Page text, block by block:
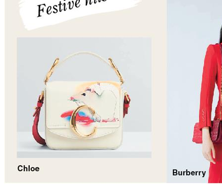
Cependant, certaines marques de luxe ont obtenu un score élevé au
test du rat.
Chopard a sorti une montre avec une image plutôt adorable d’une
La collection du Nouvel An chinois de Chloé présente un rat
mignon et artistique dans une illustration aquarelle légère et des
accessoires en forme de souris dorés. Cela va bien avec le thème
doux et doux de la rêverie printanière.
Vous ne pouvez jamais vous tromper avec le rouge le Nouvel An
chinois si le rat est difficile à manipuler.
Estee Lauder a lancé sa réparation nocturne avancée bourrée de
rouge, tandis que Burberry a également joué le carton rouge sûr
pour abandonner toute une collection rouge pour les hommes et les
femmes après avoir suscité une controverse avec leur campagne
publicitaire du Nouvel An chinois 2019 qui a été critiquée par les